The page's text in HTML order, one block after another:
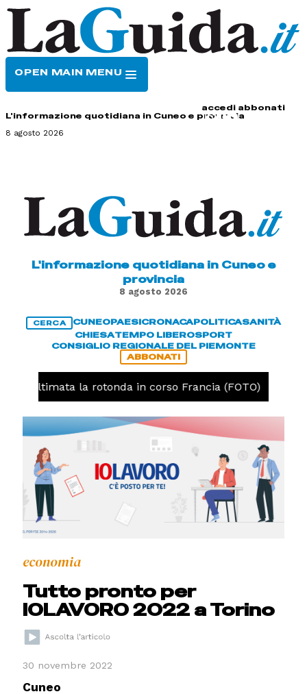
OPEN MAIN MENU
accedi abbonati
L'informazione quotidiana in Cuneo e provincia
8 agosto 2026
L'informazione quotidiana in Cuneo e
provincia
8 agosto 2026
CERCA CUNEOPAESICRONACAPOLITICASANITÀ
CHIESATEMPO LIBEROSPORT
CONSIGLIO REGIONALE DEL PIEMONTE
ABBONATI
ultimata la rotonda in corso Francia (FOTO)
economia
Tutto pronto per
IOLAVORO 2022 a Torino
30 novembre 2022
Cuneo